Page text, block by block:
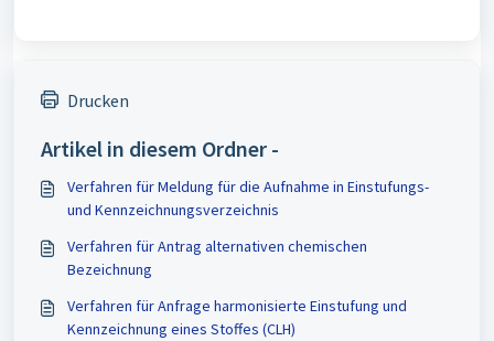
Drucken
Artikel in diesem Ordner -
Verfahren für Meldung für die Aufnahme in Einstufungs-
und Kennzeichnungsverzeichnis
Verfahren für Antrag alternativen chemischen
Bezeichnung
Verfahren für Anfrage harmonisierte Einstufung und
Kennzeichnung eines Stoffes (CLH)